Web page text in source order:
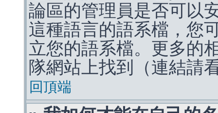
論區的管理員是否可以
這種語言的語系檔，您
立您的語系檔。更多的
隊網站上找到（連結請
回頂端